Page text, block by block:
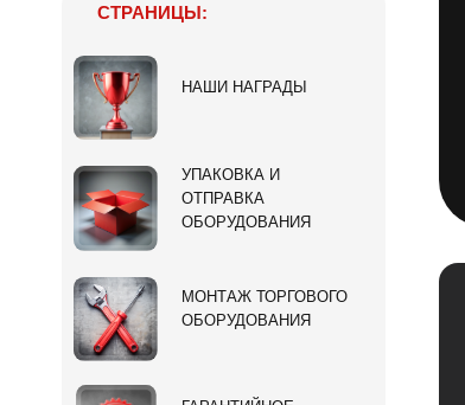
СТРАНИЦЫ:
НАШИ НАГРАДЫ
УПАКОВКА И
ОТПРАВКА
ОБОРУДОВАНИЯ
МОНТАЖ ТОРГОВОГО
ОБОРУДОВАНИЯ